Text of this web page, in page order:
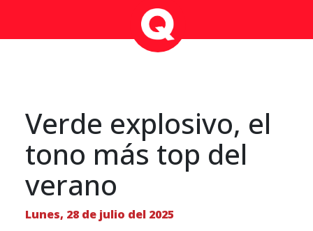
Verde explosivo, el
tono más top del
verano
Lunes, 28 de julio del 2025